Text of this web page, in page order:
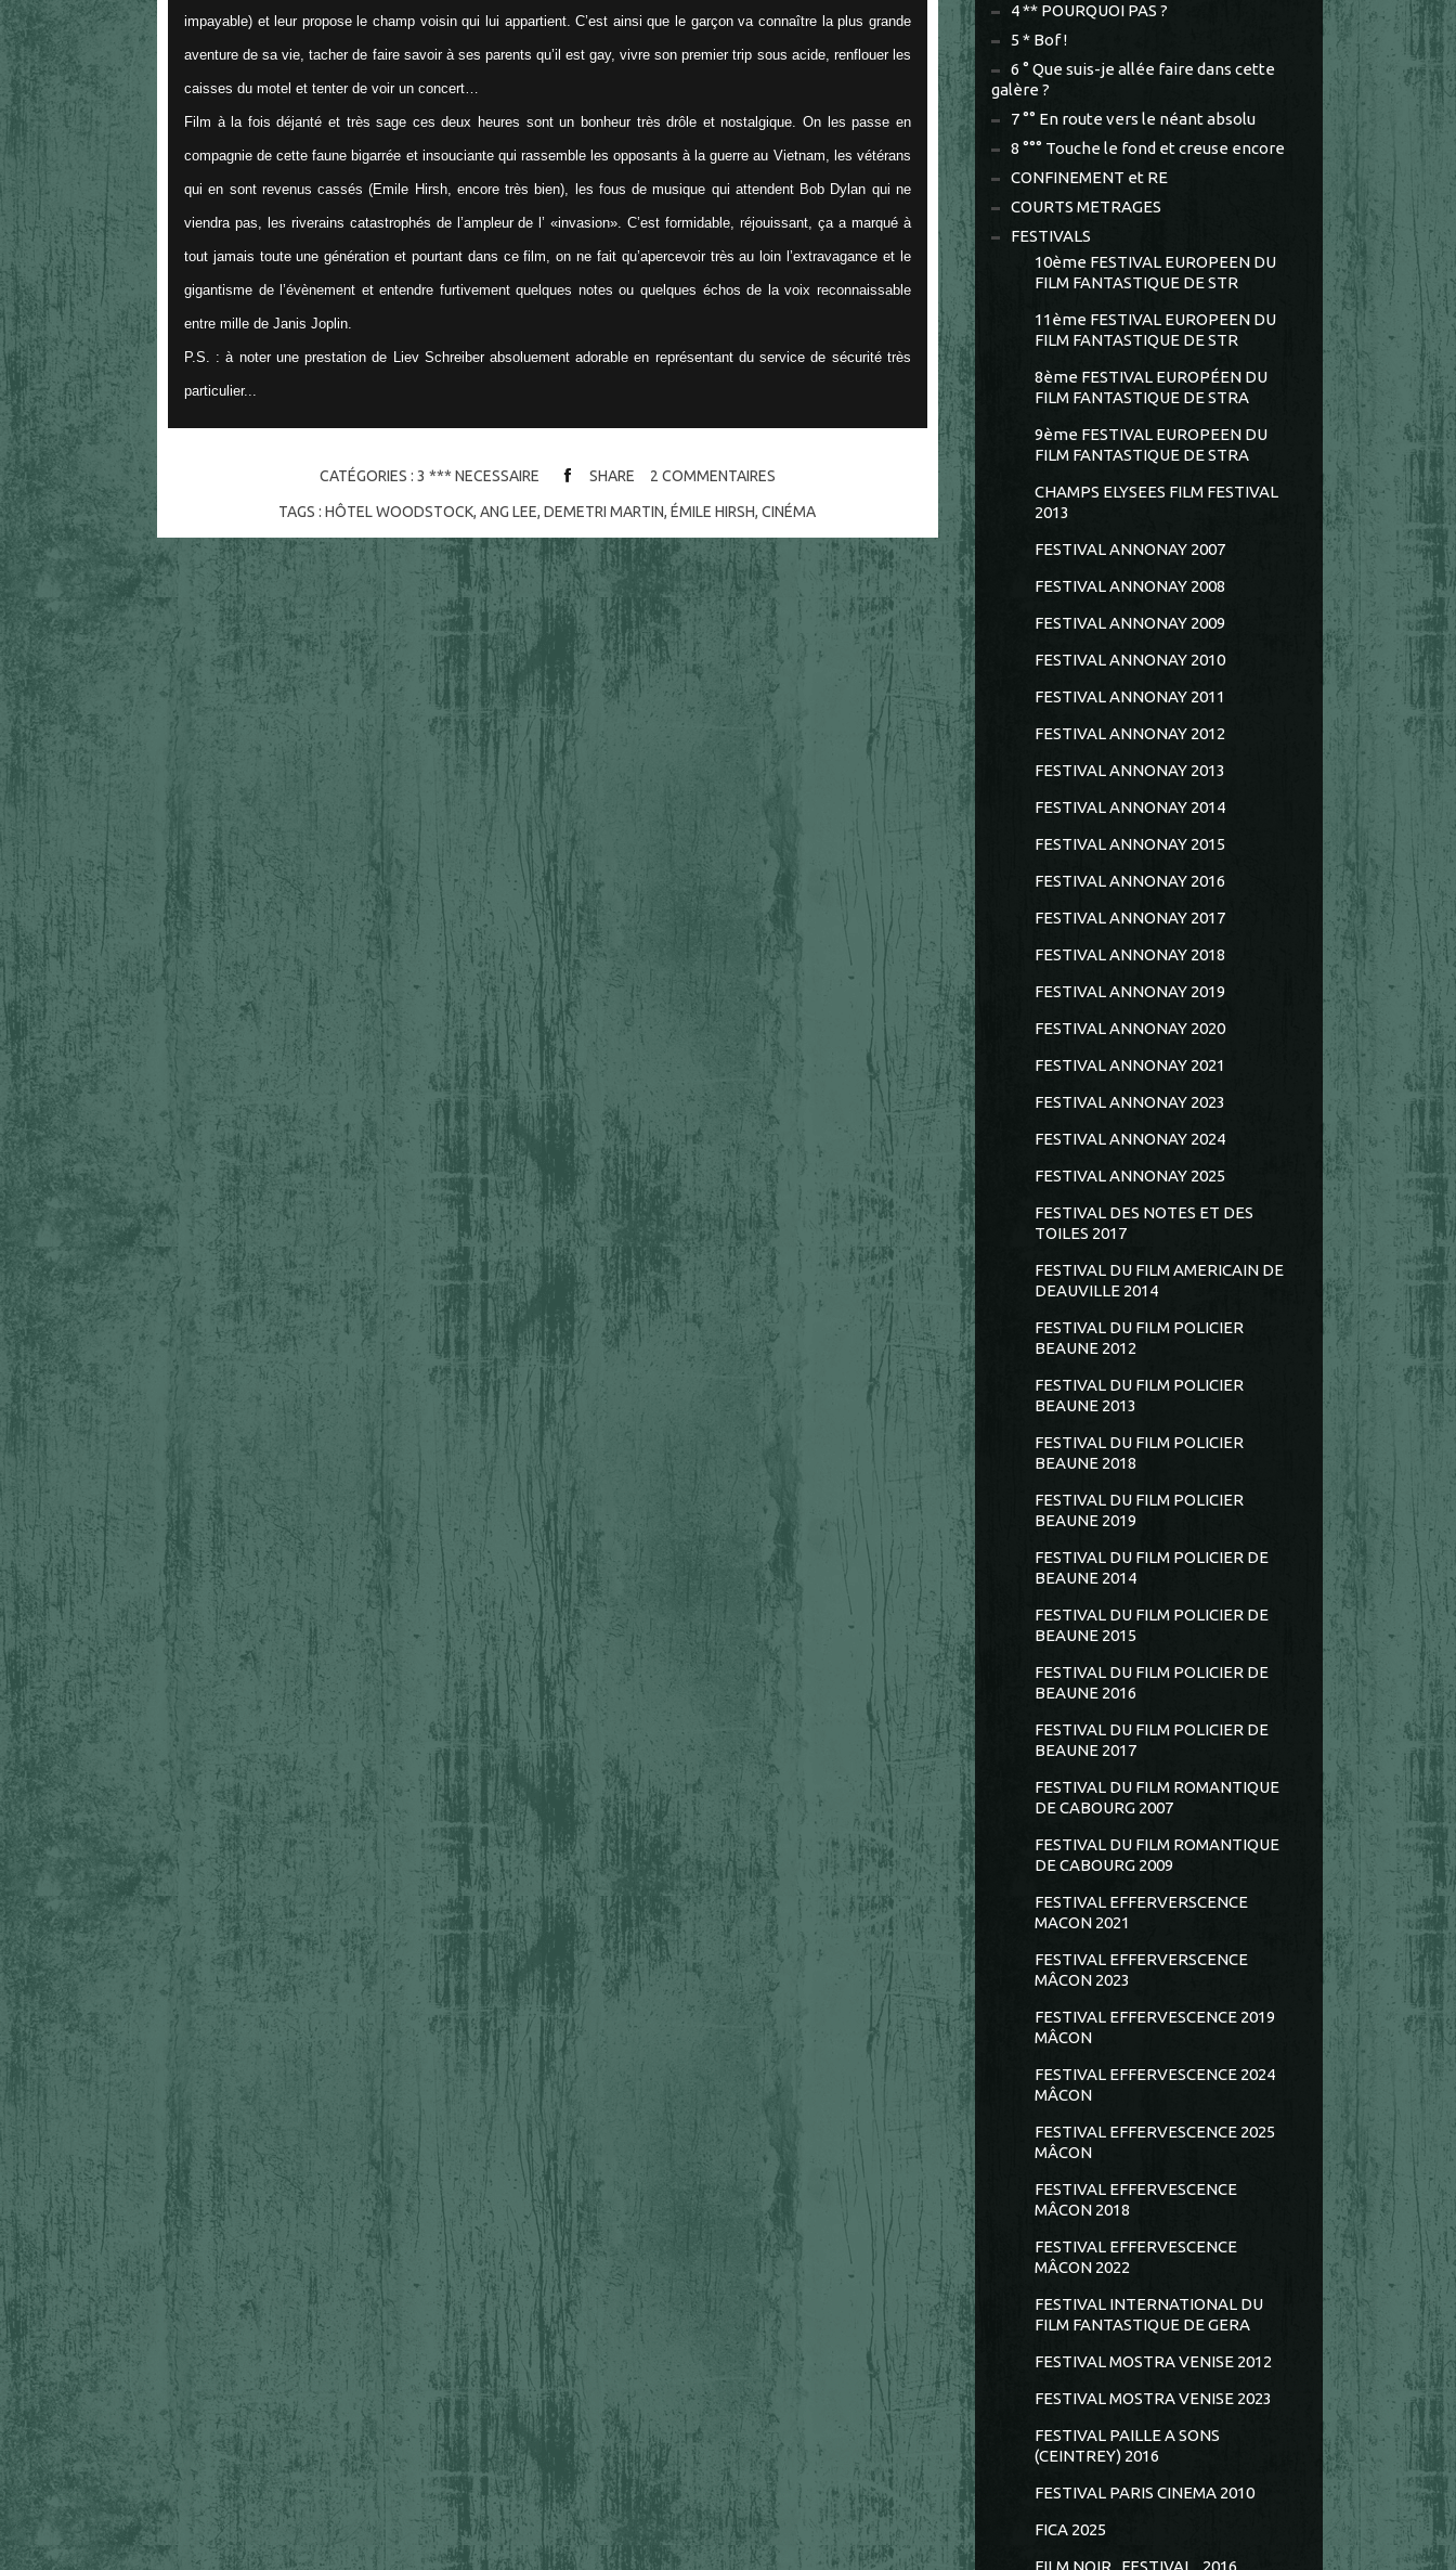
impayable) et leur propose le champ voisin qui lui appartient. C’est ainsi que le garçon va connaître la plus grande
aventure de sa vie, tacher de faire savoir à ses parents qu’il est gay, vivre son premier trip sous acide, renflouer les
caisses du motel et tenter de voir un concert…
Film à la fois déjanté et très sage ces deux heures sont un bonheur très drôle et nostalgique. On les passe en
compagnie de cette faune bigarrée et insouciante qui rassemble les opposants à la guerre au Vietnam, les vétérans
qui en sont revenus cassés (Emile Hirsh, encore très bien), les fous de musique qui attendent Bob Dylan qui ne
viendra pas, les riverains catastrophés de l’ampleur de l’ «invasion». C’est formidable, réjouissant, ça a marqué à
tout jamais toute une génération et pourtant dans ce film, on ne fait qu’apercevoir très au loin l’extravagance et le
gigantisme de l’évènement et entendre furtivement quelques notes ou quelques échos de la voix reconnaissable
entre mille de Janis Joplin.
P.S. : à noter une prestation de Liev Schreiber absoluement adorable en représentant du service de sécurité très
particulier...
CATÉGORIES : 3 *** NECESSAIRE SHARE 2 COMMENTAIRES
TAGS :HÔTEL WOODSTOCK,ANG LEE,DEMETRI MARTIN,ÉMILE HIRSH,CINÉMA
4 ** POURQUOI PAS ?
5 * Bof !
6 ° Que suis-je allée faire dans cette
galère ?
7 °° En route vers le néant absolu
8 °°° Touche le fond et creuse encore
CONFINEMENT et RE
COURTS METRAGES
FESTIVALS
10ème FESTIVAL EUROPEEN DU
FILM FANTASTIQUE DE STR
11ème FESTIVAL EUROPEEN DU
FILM FANTASTIQUE DE STR
8ème FESTIVAL EUROPÉEN DU
FILM FANTASTIQUE DE STRA
9ème FESTIVAL EUROPEEN DU
FILM FANTASTIQUE DE STRA
CHAMPS ELYSEES FILM FESTIVAL
2013
FESTIVAL ANNONAY 2007
FESTIVAL ANNONAY 2008
FESTIVAL ANNONAY 2009
FESTIVAL ANNONAY 2010
FESTIVAL ANNONAY 2011
FESTIVAL ANNONAY 2012
FESTIVAL ANNONAY 2013
FESTIVAL ANNONAY 2014
FESTIVAL ANNONAY 2015
FESTIVAL ANNONAY 2016
FESTIVAL ANNONAY 2017
FESTIVAL ANNONAY 2018
FESTIVAL ANNONAY 2019
FESTIVAL ANNONAY 2020
FESTIVAL ANNONAY 2021
FESTIVAL ANNONAY 2023
FESTIVAL ANNONAY 2024
FESTIVAL ANNONAY 2025
FESTIVAL DES NOTES ET DES
TOILES 2017
FESTIVAL DU FILM AMERICAIN DE
DEAUVILLE 2014
FESTIVAL DU FILM POLICIER
BEAUNE 2012
FESTIVAL DU FILM POLICIER
BEAUNE 2013
FESTIVAL DU FILM POLICIER
BEAUNE 2018
FESTIVAL DU FILM POLICIER
BEAUNE 2019
FESTIVAL DU FILM POLICIER DE
BEAUNE 2014
FESTIVAL DU FILM POLICIER DE
BEAUNE 2015
FESTIVAL DU FILM POLICIER DE
BEAUNE 2016
FESTIVAL DU FILM POLICIER DE
BEAUNE 2017
FESTIVAL DU FILM ROMANTIQUE
DE CABOURG 2007
FESTIVAL DU FILM ROMANTIQUE
DE CABOURG 2009
FESTIVAL EFFERVERSCENCE
MACON 2021
FESTIVAL EFFERVERSCENCE
MÂCON 2023
FESTIVAL EFFERVESCENCE 2019
MÂCON
FESTIVAL EFFERVESCENCE 2024
MÂCON
FESTIVAL EFFERVESCENCE 2025
MÂCON
FESTIVAL EFFERVESCENCE
MÂCON 2018
FESTIVAL EFFERVESCENCE
MÂCON 2022
FESTIVAL INTERNATIONAL DU
FILM FANTASTIQUE DE GERA
FESTIVAL MOSTRA VENISE 2012
FESTIVAL MOSTRA VENISE 2023
FESTIVAL PAILLE A SONS
(CEINTREY) 2016
FESTIVAL PARIS CINEMA 2010
FICA 2025